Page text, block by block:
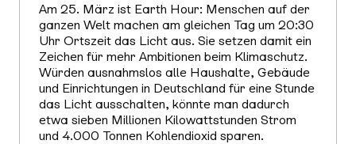
Am 25. März ist Earth Hour: Menschen auf der
ganzen Welt machen am gleichen Tag um 20:30
Uhr Ortszeit das Licht aus. Sie setzen damit ein
Zeichen für mehr Ambitionen beim Klimaschutz.
Würden ausnahmslos alle Haushalte, Gebäude
und Einrichtungen in Deutschland für eine Stunde
das Licht ausschalten, könnte man dadurch
etwa sieben Millionen Kilowattstunden Strom
und 4.000 Tonnen Kohlendioxid sparen.